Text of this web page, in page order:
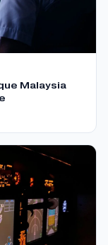
Malaysia